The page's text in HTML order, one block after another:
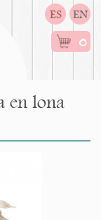
ES EN
0
en lona